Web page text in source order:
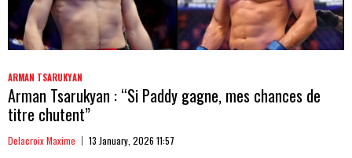
ARMAN TSARUKYAN
Arman Tsarukyan : “Si Paddy gagne, mes chances de
titre chutent”
Delacroix Maxime 13 January, 2026 11:57